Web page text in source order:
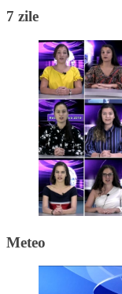
7 zile
Meteo